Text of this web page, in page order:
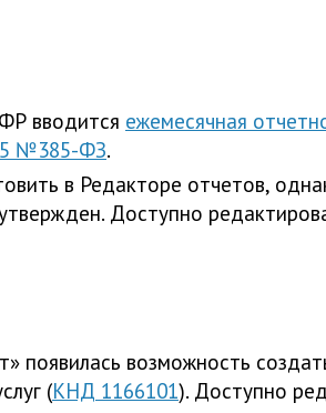
вводится ежемесячная
№385-ФЗ.
в Редакторе отчетов,
Доступно
появилась возможность
(КНД 1166101). Доступно